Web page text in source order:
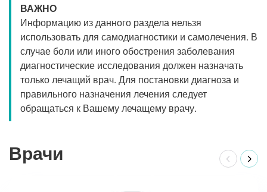
ВАЖНО
Информацию из данного раздела нельзя
использовать для самодиагностики и самолечения. В
случае боли или иного обострения заболевания
диагностические исследования должен назначать
только лечащий врач. Для постановки диагноза и
правильного назначения лечения следует
обращаться к Вашему лечащему врачу.
Врачи